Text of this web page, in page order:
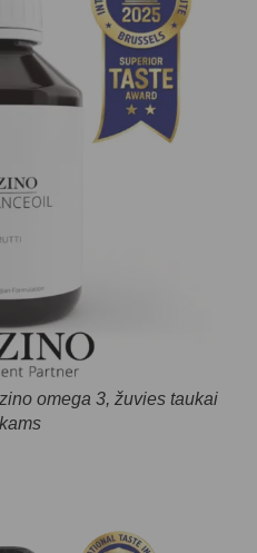
omega 3, žuvies taukai